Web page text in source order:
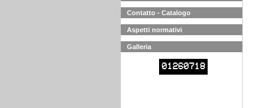
Contatto - Catalogo
Aspetti normativi
Galleria
01260718